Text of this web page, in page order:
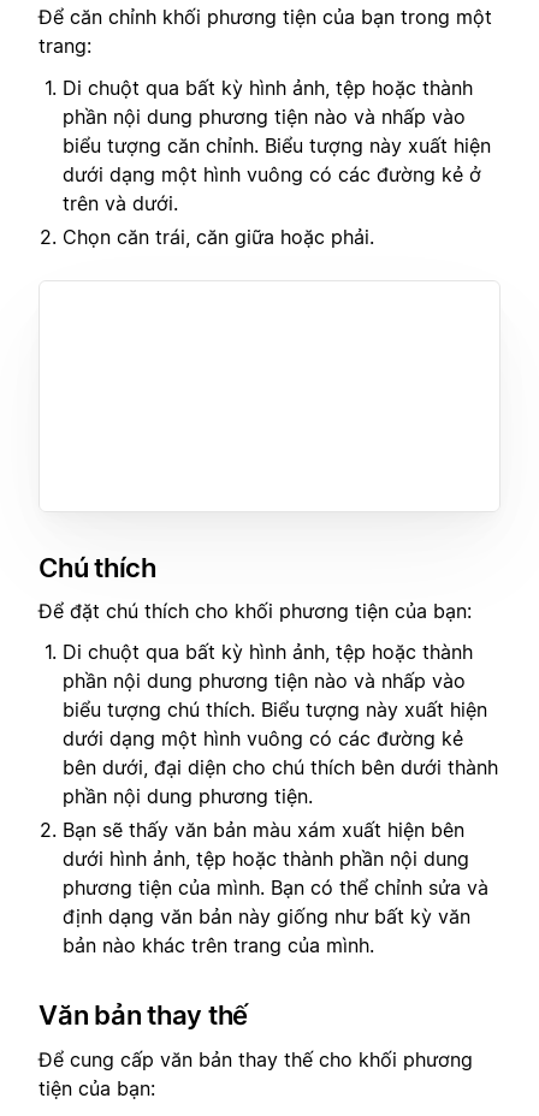
Để căn chỉnh khối phương tiện của bạn trong một
trang:
Di chuột qua bất kỳ hình ảnh, tệp hoặc thành
phần nội dung phương tiện nào và nhấp vào
biểu tượng căn chỉnh. Biểu tượng này xuất hiện
dưới dạng một hình vuông có các đường kẻ ở
trên và dưới.
Chọn căn trái, căn giữa hoặc phải.
Chú thích
Để đặt chú thích cho khối phương tiện của bạn:
Di chuột qua bất kỳ hình ảnh, tệp hoặc thành
phần nội dung phương tiện nào và nhấp vào
biểu tượng chú thích. Biểu tượng này xuất hiện
dưới dạng một hình vuông có các đường kẻ
bên dưới, đại diện cho chú thích bên dưới thành
phần nội dung phương tiện.
Bạn sẽ thấy văn bản màu xám xuất hiện bên
dưới hình ảnh, tệp hoặc thành phần nội dung
phương tiện của mình. Bạn có thể chỉnh sửa và
định dạng văn bản này giống như bất kỳ văn
bản nào khác trên trang của mình.
Văn bản thay thế
Để cung cấp văn bản thay thế cho khối phương
tiện của bạn: